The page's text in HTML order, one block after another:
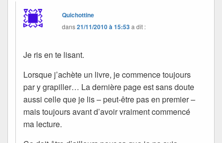
Quichottine
dans21/11/2010 à 15:53a dit :
Je ris en te lisant.
Lorsque j’achète un livre, je commence toujours
par y grapiller… La dernière page est sans doute
aussi celle que je lis – peut-être pas en premier –
mais toujours avant d’avoir vraiment commencé
ma lecture.